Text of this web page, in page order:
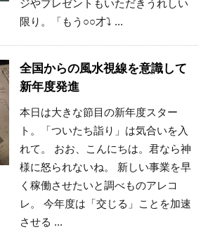
ジやプレゼントもいただきうれしい
限り。「もう○○才⤵ ...
全国からの風水視線を意識して
新年度発進
本日は大きな節目の新年度スター
ト。「ついたち詣り」は気合いを入
れて。 おお、こんにちは。君なら神
様に怒られないね。 新しい事業を早
く稼働させたいと調べものアレコ
レ。 今年度は「交じる」ことを加速
させる ...